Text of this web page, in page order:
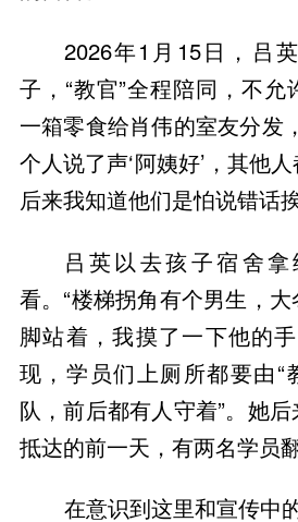
2026年1月15日，吕
子，“教官”全程陪同，不允
一箱零食给肖伟的室友分发
个人说了声‘阿姨好’，其他
后来我知道他们是怕说错话挨
吕英以去孩子宿舍
看。“楼梯拐角有个男生，
脚站着，我摸了一下他的
现，学员们上厕所都要由“
队，前后都有人守着”。她
抵达的前一天，有两名学员
在意识到这里和宣传中